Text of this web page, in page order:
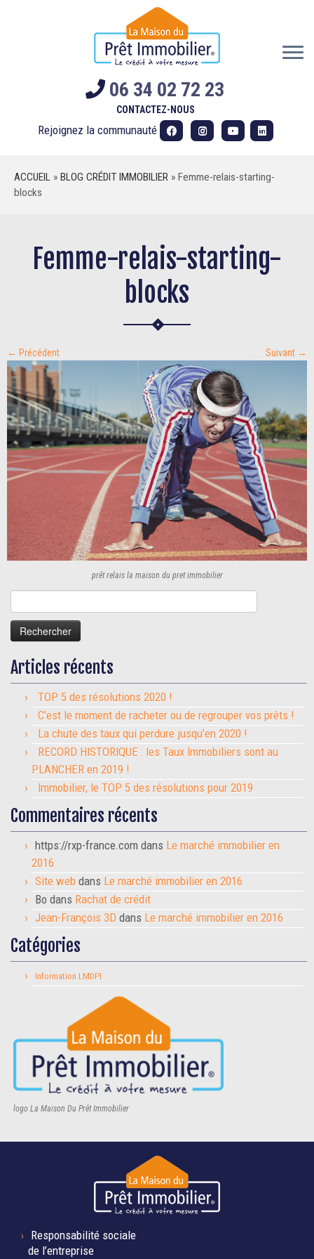
06 34 02 72 23
CONTACTEZ-NOUS
Rejoignez la communauté
ACCUEIL » BLOG CRÉDIT IMMOBILIER » Femme-relais-starting-
blocks
Femme-relais-starting-
blocks
← Précédent Suivant →
prêt relais la maison du pret immobilier
Articles récents
TOP 5 des résolutions 2020 !
C’est le moment de racheter ou de regrouper vos prêts !
La chute des taux qui perdure jusqu’en 2020 !
RECORD HISTORIQUE : les Taux Immobiliers sont au
PLANCHER en 2019 !
Immobilier, le TOP 5 des résolutions pour 2019
Commentaires récents
https://rxp-france.com dans Le marché immobilier en
2016
Site web dans Le marché immobilier en 2016
Bo dans Rachat de crédit
Jean-François 3D dans Le marché immobilier en 2016
Catégories
Information LMDPI
logo La Maison Du Prêt Immobilier
Responsabilité sociale
de l’entreprise